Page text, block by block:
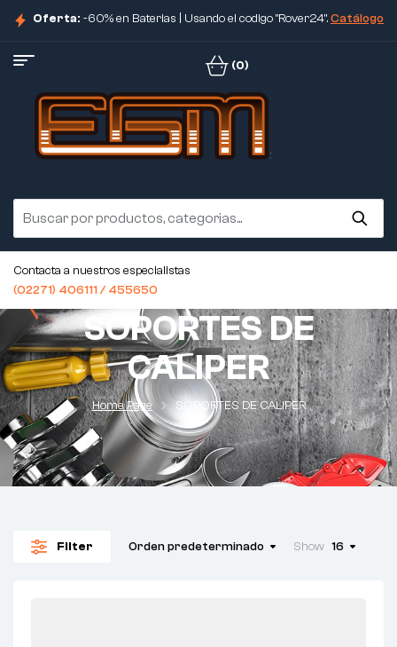
Oferta: -60% en Baterias | Usando el codigo "Rover24".Catálogo
(0)
Contacta a nuestros especialistas
(02271) 406111 / 455650
SOPORTES DE
CALIPER
Home Page SOPORTES DE CALIPER
Filter Orden predeterminado Show 16